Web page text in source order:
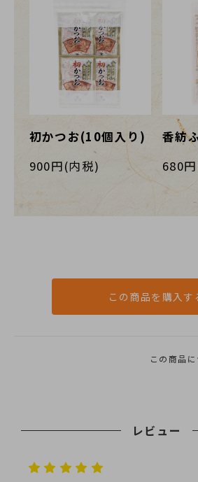
初かつお(10個入り)
900円(内税)
香紡
680
この商品を購入す
この商品
レビュー